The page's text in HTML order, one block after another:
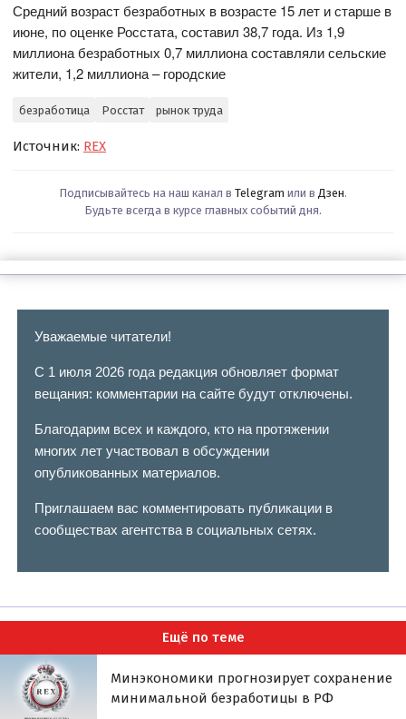
Средний возраст безработных в возрасте 15 лет и старше в
июне, по оценке Росстата, составил 38,7 года. Из 1,9
миллиона безработных 0,7 миллиона составляли сельские
жители, 1,2 миллиона – городские
безработица Росстат рынок труда
Источник: REX
Подписывайтесь на наш канал в Telegram или в Дзен.
Будьте всегда в курсе главных событий дня.
Уважаемые читатели!
С 1 июля 2026 года редакция обновляет формат
вещания: комментарии на сайте будут отключены.
Благодарим всех и каждого, кто на протяжении
многих лет участвовал в обсуждении
опубликованных материалов.
Приглашаем вас комментировать публикации в
сообществах агентства в социальных сетях.
Ещё по теме
Минэкономики прогнозирует сохранение
минимальной безработицы в РФ